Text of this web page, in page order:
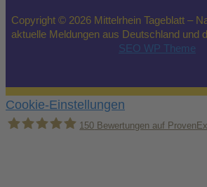
Copyright © 2026 Mittelrhein Tageblatt –
aktuelle Meldungen aus Deutschland und
SEO WP Theme
Cookie-Einstellungen
150 Bewertungen auf